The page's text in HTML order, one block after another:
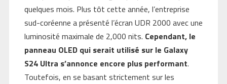
quelques mois. Plus tôt cette année, l’entreprise
sud-coréenne a présenté l’écran UDR 2000 avec une
luminosité maximale de 2,000 nits. Cependant, le
panneau OLED qui serait utilisé sur le Galaxy
S24 Ultra s’annonce encore plus performant.
Toutefois, en se basant strictement sur les